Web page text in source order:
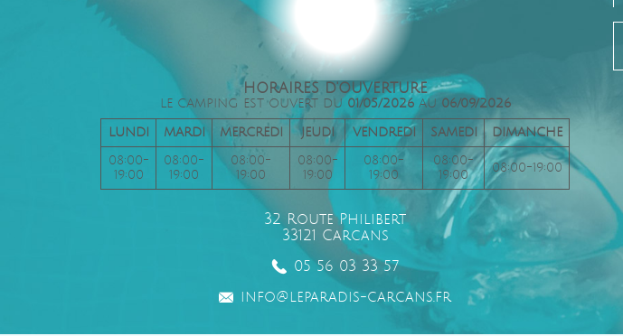
HORAIRES D'OUVERTURE
LE CAMPING EST OUVERT DU 01/05/2026AU 06/09/2026
LUNDI
MARDI MERCREDI JEUDI VENDREDI SAMEDI
DIMANCHE
08:00-
19:00
08:00-
19:00
08:00-
19:00
08:00-
19:00
08:00-
19:00
08:00-
19:00
08:00-19:00
32 Route Philibert
33121 Carcans
05 56 03 33 57
info@leparadis-carcans.fr